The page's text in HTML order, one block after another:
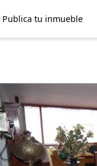
Publica tu inmueble